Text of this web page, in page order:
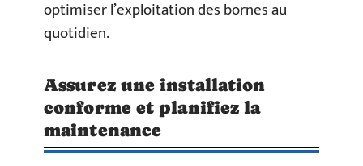
optimiser l’exploitation des bornes au
quotidien.
Assurez une installation
conforme et planifiez la
maintenance